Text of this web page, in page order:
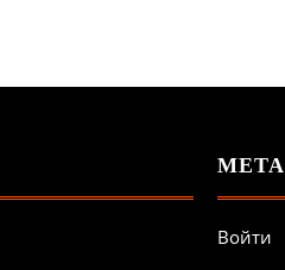
МЕТА
Войти